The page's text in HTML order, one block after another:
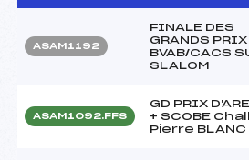
ASAM1192
FINALE DES
GRANDS PRIX
BVAB/CACS
SLALOM
ASAM1092.FFS
GD PRIX
+ SCOBE
Pierre BLANC